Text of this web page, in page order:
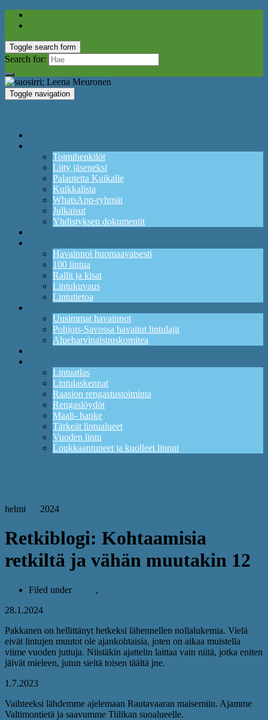
Toggle search form
Search for:
Toggle navigation
Toimihenkilöt
Liity jäseneksi
Palautetta Kuikalle
Kuikkalista
WhatsApp-ryhmät
Julkaisut
Yhdistyksen dokumentit
Havainnoi huomaavaisesti
100 lintua
Rallit ja kisat
Lintukuvaus
Lintutietoa
Uusimmat havainnot
Pohjois-Savossa havaitut lintulajit
Alueharvinaisuuskomitea
Lintuatlas
Lintulaskennat
Raasion rengastustoiminta
Rengaslöydöt
Maali- hanke
Tärkeät lintualueet
Vuoden lintu
Loukkaantuneet ja kuolleet linnut
helmi
2024
Retkiblogi: Kohtaamisia
retkiltä ja vähän muutakin 12
Filed under ,
28.1.2024
Pakkanen on hellittänyt hetkeksi lähennellen nollalukemia. Vielä
eivät lintujen muutot ole ajankohtaisia, joten on aikaa muistella
viime vuoden juttuja. Niistäkin ajattelin laittaa vain niitä, jotka eniten
jäivät mieleen, jutun sieltä toisen täältä jne.
1.7.2023
Vaihteeksi lähdemme ajelemaan Rautavaaran maisemiin. Ajamme
Valtimontietä ja saavumme Tiilikan suoalueelle.